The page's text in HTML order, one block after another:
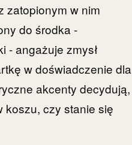
zatopionym w nim
do środka -
- angażuje zmysł
w doświadczenie dla
akcenty decydują,
koszu, czy stanie się